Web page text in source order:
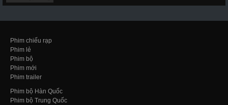
Phim chiếu rạp
Phim lẻ
Phim bộ
Phim mới
Phim trailer
Phim bộ Hàn Quốc
Phim bộ Trung Quốc